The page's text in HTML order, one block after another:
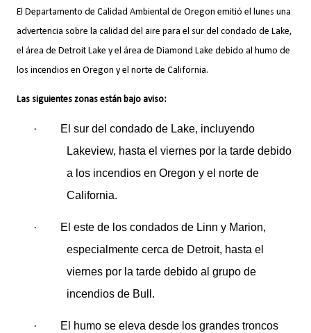
El Departamento de Calidad Ambiental de Oregon emitió el lunes una
advertencia sobre la calidad del aire para el sur del condado de Lake,
el área de Detroit Lake y el área de Diamond Lake debido al humo de
los incendios en Oregon y el norte de California.
Las siguientes zonas están bajo aviso:
·
El sur del condado de Lake, incluyendo
Lakeview, hasta el viernes por la tarde debido
a los incendios en Oregon y el norte de
California.
·
El este de los condados de Linn y Marion,
especialmente cerca de Detroit, hasta el
viernes por la tarde debido al grupo de
incendios de Bull.
·
El humo se eleva desde los grandes troncos